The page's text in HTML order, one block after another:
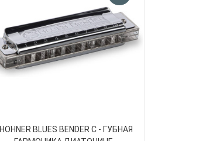
HOHNER BLUES BENDER C - ГУБНАЯ